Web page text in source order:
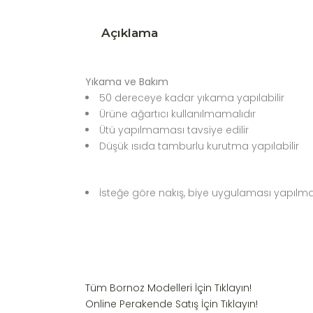
Açıklama
Yıkama ve Bakım
50 dereceye kadar yıkama yapılabilir
Ürüne ağartıcı kullanılmamalıdır
Ütü yapılmaması tavsiye edilir
Düşük ısıda tamburlu kurutma yapılabilir
İsteğe göre nakış, biye uygulaması
Tüm Bornoz Modelleri İçin Tıklayın!
Online Perakende Satış İçin Tıklayın!